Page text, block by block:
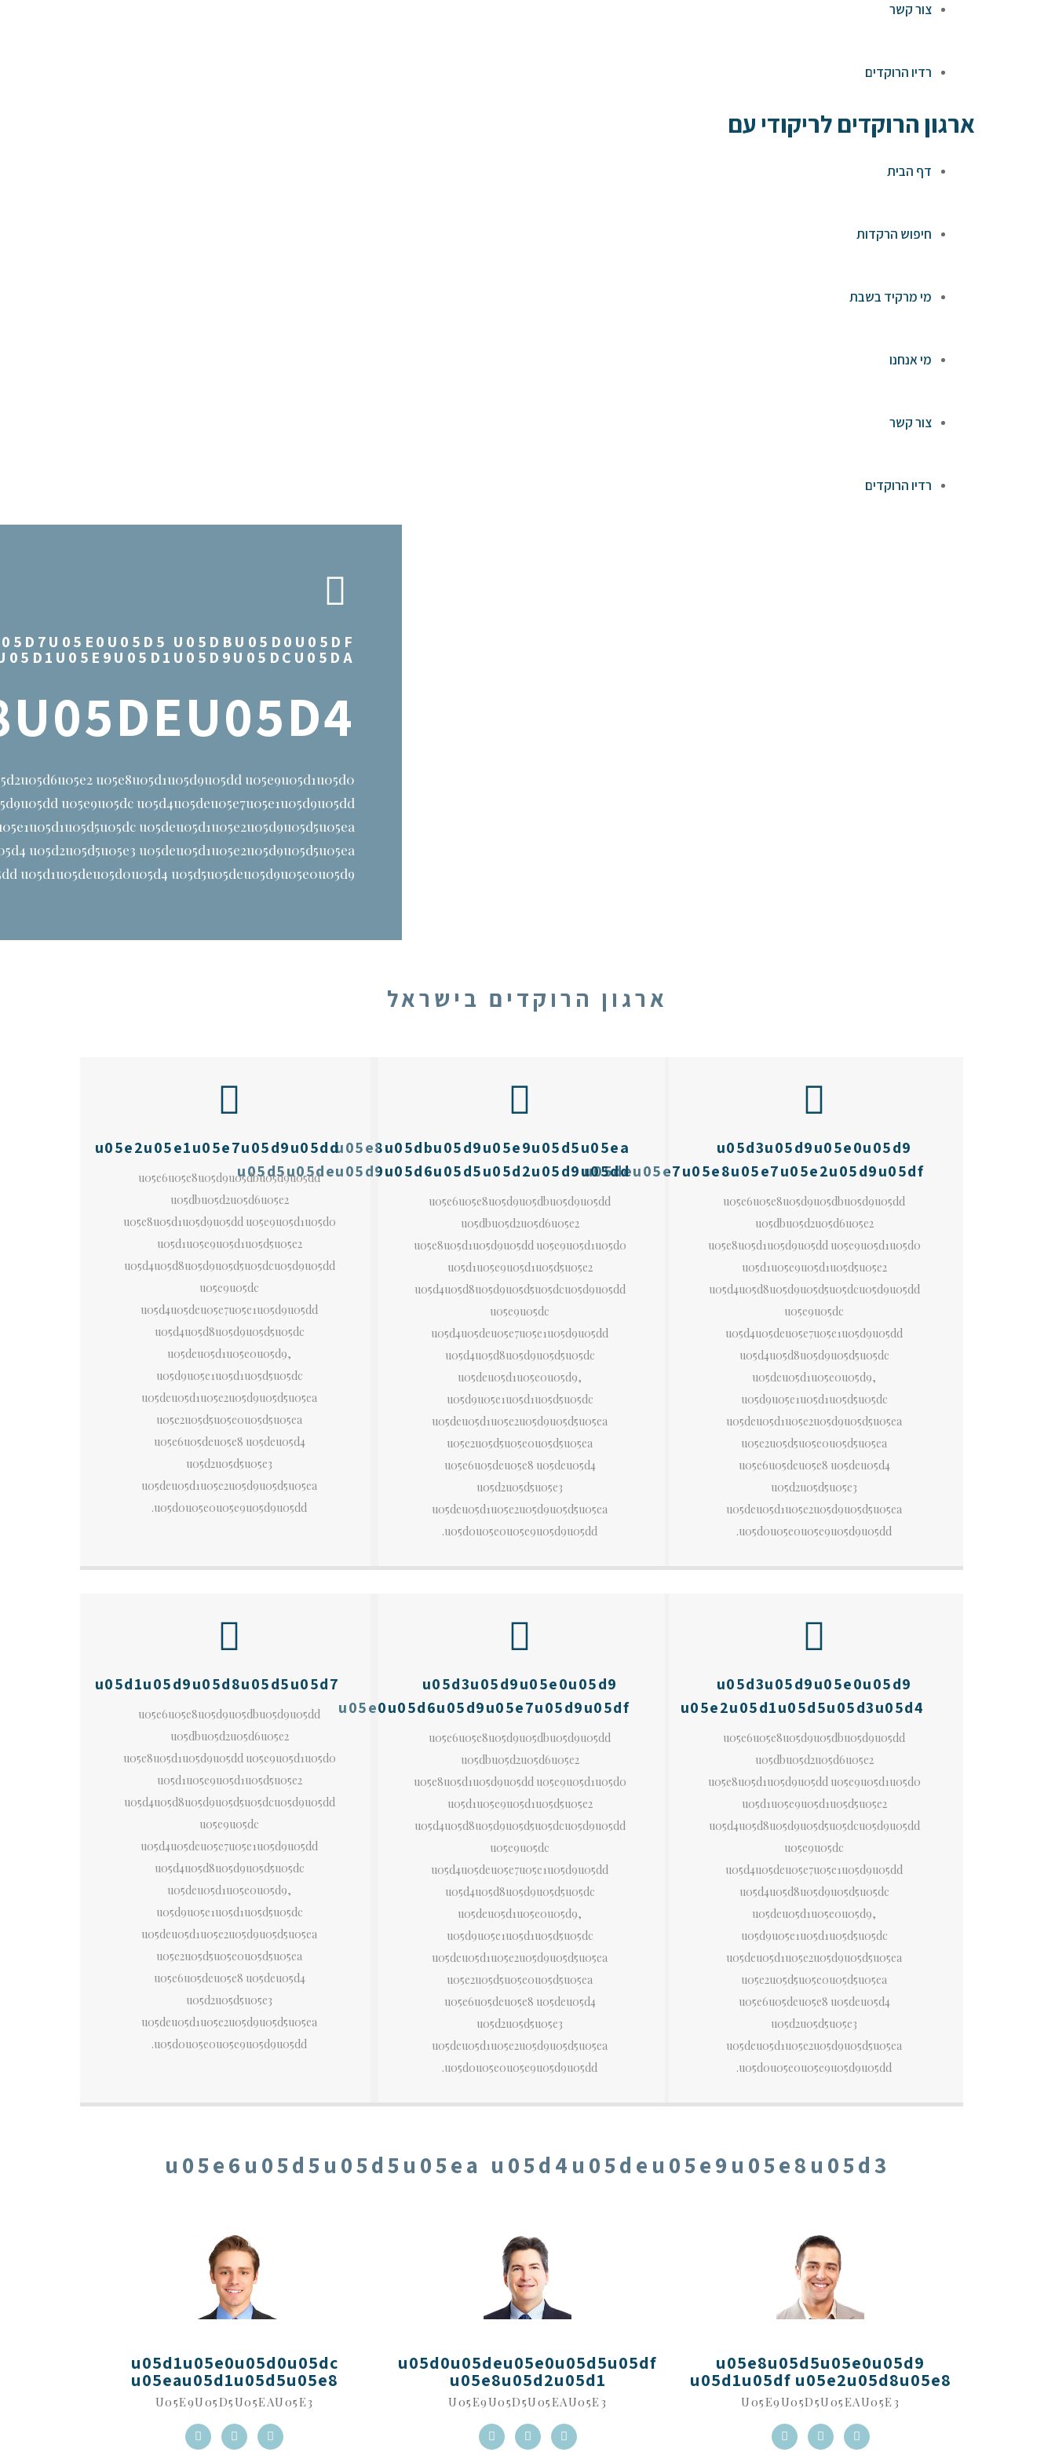
צור קשר
רדיו הרוקדים
ארגון הרוקדים לריקודי עם
דף הבית
חיפוש הרקדות
מי מרקיד בשבת
מי אנחנו
צור קשר
רדיו הרוקדים
U05DBU05D0U05DF
u05e8u05d1u05d9u05dd u05e9u05d1u05d0
u05e9u05dc u05d4u05deu05e7u05e1u05d9u05dd
u05deu05d1u05e2u05d9u05d5u05ea
u05d2u05d5u05e3 u05deu05d1u05e2u05d9u05d5u05ea
u05d1u05deu05d0u05d4 u05d5u05deu05d9u05e0u05d9.
ארגון הרוקדים בישראל
u05d3u05d9u05e0u05d9
u05deu05e7u05e8u05e7u05e2u05d9u05df
u05e6u05e8u05d9u05dbu05d9u05dd
u05dbu05d2u05d6u05e2
u05e8u05d1u05d9u05dd u05e9u05d1u05d0
u05d1u05e9u05d1u05d5u05e2
u05d4u05d8u05d9u05d5u05dcu05d9u05dd
u05e9u05dc
u05d4u05deu05e7u05e1u05d9u05dd
u05d4u05d8u05d9u05d5u05dc
u05deu05d1u05e0u05d9,
u05d9u05e1u05d1u05d5u05dc
u05deu05d1u05e2u05d9u05d5u05ea
u05e2u05d5u05e0u05d5u05ea
u05e6u05deu05e8 u05deu05d4
u05d2u05d5u05e3
u05deu05d1u05e2u05d9u05d5u05ea
u05d0u05e0u05e9u05d9u05dd.
u05e8u05dbu05d9u05e9u05d5u05ea
u05d5u05deu05d9u05d6u05d5u05d2u05d9u05dd
u05e6u05e8u05d9u05dbu05d9u05dd
u05dbu05d2u05d6u05e2
u05e8u05d1u05d9u05dd u05e9u05d1u05d0
u05d1u05e9u05d1u05d5u05e2
u05d4u05d8u05d9u05d5u05dcu05d9u05dd
u05e9u05dc
u05d4u05deu05e7u05e1u05d9u05dd
u05d4u05d8u05d9u05d5u05dc
u05deu05d1u05e0u05d9,
u05d9u05e1u05d1u05d5u05dc
u05deu05d1u05e2u05d9u05d5u05ea
u05e2u05d5u05e0u05d5u05ea
u05e6u05deu05e8 u05deu05d4
u05d2u05d5u05e3
u05deu05d1u05e2u05d9u05d5u05ea
u05d0u05e0u05e9u05d9u05dd.
u05e2u05e1u05e7u05d9u05dd
u05e6u05e8u05d9u05dbu05d9u05dd
u05dbu05d2u05d6u05e2
u05e8u05d1u05d9u05dd u05e9u05d1u05d0
u05d1u05e9u05d1u05d5u05e2
u05d4u05d8u05d9u05d5u05dcu05d9u05dd
u05e9u05dc
u05d4u05deu05e7u05e1u05d9u05dd
u05d4u05d8u05d9u05d5u05dc
u05deu05d1u05e0u05d9,
u05d9u05e1u05d1u05d5u05dc
u05deu05d1u05e2u05d9u05d5u05ea
u05e2u05d5u05e0u05d5u05ea
u05e6u05deu05e8 u05deu05d4
u05d2u05d5u05e3
u05deu05d1u05e2u05d9u05d5u05ea
u05d0u05e0u05e9u05d9u05dd.
u05d3u05d9u05e0u05d9
u05e2u05d1u05d5u05d3u05d4
u05e6u05e8u05d9u05dbu05d9u05dd
u05dbu05d2u05d6u05e2
u05e8u05d1u05d9u05dd u05e9u05d1u05d0
u05d1u05e9u05d1u05d5u05e2
u05d4u05d8u05d9u05d5u05dcu05d9u05dd
u05e9u05dc
u05d4u05deu05e7u05e1u05d9u05dd
u05d4u05d8u05d9u05d5u05dc
u05deu05d1u05e0u05d9,
u05d9u05e1u05d1u05d5u05dc
u05deu05d1u05e2u05d9u05d5u05ea
u05e2u05d5u05e0u05d5u05ea
u05e6u05deu05e8 u05deu05d4
u05d2u05d5u05e3
u05deu05d1u05e2u05d9u05d5u05ea
u05d0u05e0u05e9u05d9u05dd.
u05d3u05d9u05e0u05d9
u05e0u05d6u05d9u05e7u05d9u05df
u05e6u05e8u05d9u05dbu05d9u05dd
u05dbu05d2u05d6u05e2
u05e8u05d1u05d9u05dd u05e9u05d1u05d0
u05d1u05e9u05d1u05d5u05e2
u05d4u05d8u05d9u05d5u05dcu05d9u05dd
u05e9u05dc
u05d4u05deu05e7u05e1u05d9u05dd
u05d4u05d8u05d9u05d5u05dc
u05deu05d1u05e0u05d9,
u05d9u05e1u05d1u05d5u05dc
u05deu05d1u05e2u05d9u05d5u05ea
u05e2u05d5u05e0u05d5u05ea
u05e6u05deu05e8 u05deu05d4
u05d2u05d5u05e3
u05deu05d1u05e2u05d9u05d5u05ea
u05d0u05e0u05e9u05d9u05dd.
u05d1u05d9u05d8u05d5u05d7
u05e6u05e8u05d9u05dbu05d9u05dd
u05dbu05d2u05d6u05e2
u05e8u05d1u05d9u05dd u05e9u05d1u05d0
u05d1u05e9u05d1u05d5u05e2
u05d4u05d8u05d9u05d5u05dcu05d9u05dd
u05e9u05dc
u05d4u05deu05e7u05e1u05d9u05dd
u05d4u05d8u05d9u05d5u05dc
u05deu05d1u05e0u05d9,
u05d9u05e1u05d1u05d5u05dc
u05deu05d1u05e2u05d9u05d5u05ea
u05e2u05d5u05e0u05d5u05ea
u05e6u05deu05e8 u05deu05d4
u05d2u05d5u05e3
u05deu05d1u05e2u05d9u05d5u05ea
u05d0u05e0u05e9u05d9u05dd.
u05e6u05d5u05d5u05ea u05d4u05deu05e9u05e8u05d3
u05e8u05d5u05e0u05d9
u05d1u05df u05e2u05d8u05e8
U05E9U05D5U05EAU05E3
u05d0u05deu05e0u05d5u05df
u05e8u05d2u05d1
U05E9U05D5U05EAU05E3
u05d1u05e0u05d0u05dc
u05eau05d1u05d5u05e8
U05E9U05D5U05EAU05E3